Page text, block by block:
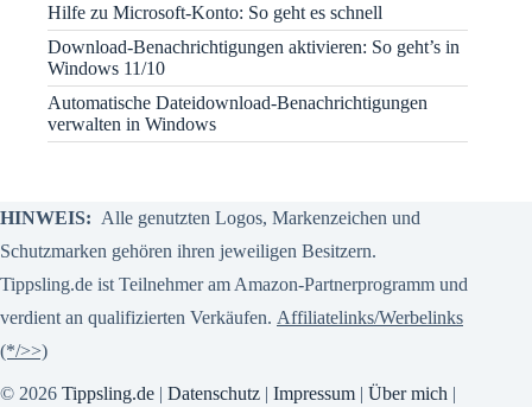
Hilfe zu Microsoft-Konto: So geht es schnell
Download-Benachrichtigungen aktivieren: So geht’s in
Windows 11/10
Automatische Dateidownload-Benachrichtigungen
verwalten in Windows
HINWEIS: Alle genutzten Logos, Markenzeichen und
Schutzmarken gehören ihren jeweiligen Besitzern.
Tippsling.de ist Teilnehmer am Amazon-Partnerprogramm und
verdient an qualifizierten Verkäufen. Affiliatelinks/Werbelinks
(*/>>)
© 2026 Tippsling.de | Datenschutz | Impressum | Über mich |